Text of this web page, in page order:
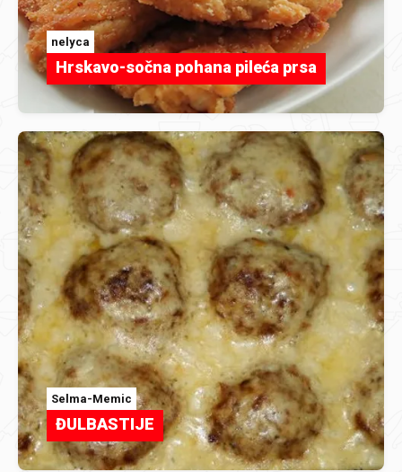
nelyca
Hrskavo-sočna pohana pileća prsa
Selma-Memic
ĐULBASTIJE